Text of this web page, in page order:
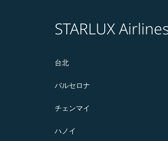
STARLUX
台北
バルセロナ
チェンマイ
ハノイ